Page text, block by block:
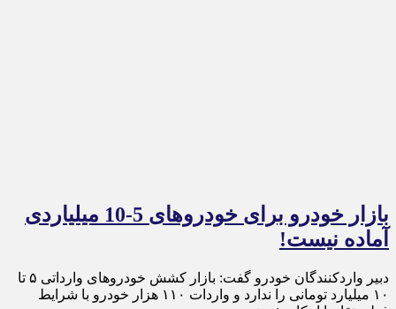
بازار خودرو برای خودروهای 5-10 میلیاردی
آماده نیست!
دبیر واردکنندگان خودرو گفت: بازار کشش خودرو‌های وارداتی ۵ تا
۱۰ میلیارد تومانی را ندارد و واردات ۱۱۰ هزار خودرو با شرایط